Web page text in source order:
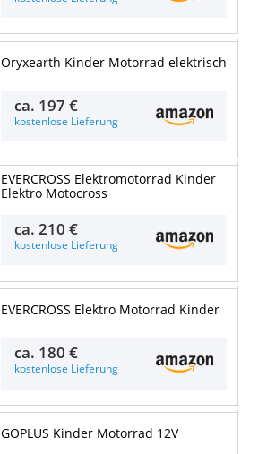
Oryxearth Kinder Motorrad elektrisch
ca. 197 €
kostenlose Lieferung
EVERCROSS Elektromotorrad Kinder
Elektro Motocross
ca.210 €
kostenlose Lieferung
EVERCROSS Elektro Motorrad Kinder
ca. 180 €
kostenlose Lieferung
GOPLUS Kinder Motorrad 12V